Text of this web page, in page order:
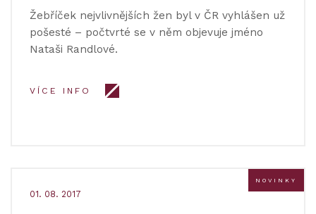
Žebříček nejvlivnějších žen byl v ČR vyhlášen už
pošesté – počtvrté se v něm objevuje jméno
Nataši Randlové.
VÍCE INFO
NOVINKY
01. 08. 2017